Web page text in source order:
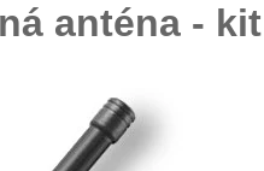
anténa - kit